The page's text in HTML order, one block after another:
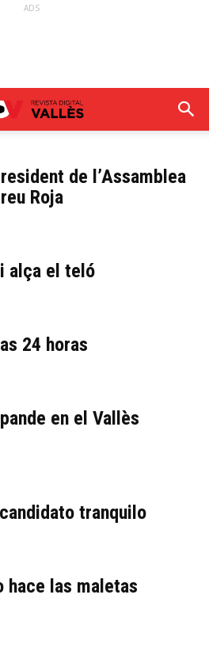
ADS
de l’Assamblea
Roja
alça el teló
24 horas
en el Vallès
tranquilo
hace las maletas